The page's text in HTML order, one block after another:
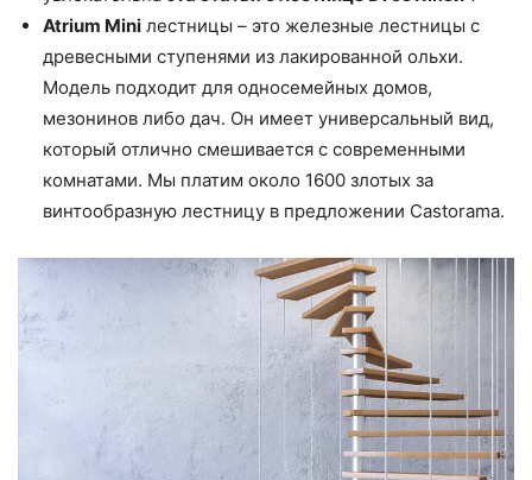
Atrium Mini лестницы – это железные лестницы с
древесными ступенями из лакированной ольхи.
Модель подходит для односемейных домов,
мезонинов либо дач. Он имеет универсальный вид,
который отлично смешивается с современными
комнатами. Мы платим около 1600 злотых за
винтообразную лестницу в предложении Castorama.